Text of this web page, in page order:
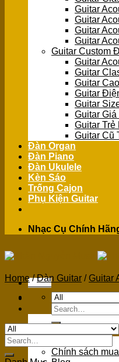
Guitar
Guitar
Guitar
Guitar
Guitar Custom
Guitar
Guitar
Guitar
Guitar
Guitar
Guitar Giá
Guitar Trẻ
Guitar Cũ
Đàn Organ
Đàn Piano
Đàn Ukulele
Kèn Sáo
Trống Cajon
Phụ Kiện Guitar
Nhạc Cụ Chính
Menu
Search
for:
Chính sách
Home / Đàn Guitar / Guitar
Search
for: